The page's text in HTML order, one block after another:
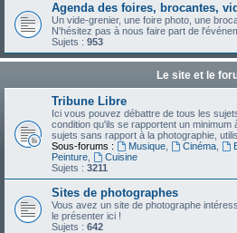
Agenda des foires, brocantes,
Un vide-grenier, une foire photo, une
N'hésitez pas à nous faire part de
Sujets : 953
Le site et le
Tribune Libre
Ici vous pouvez débattre de tous les
condition qu'ils se rapportent un
sujets sans rapport à la photographie,
Sous-forums :
Musique, Cinéma,
Peinture
Cuisine
Sujets : 3211
Sites de photographes
Vous avez un site de photographe
le présenter ici !
Sujets : 642